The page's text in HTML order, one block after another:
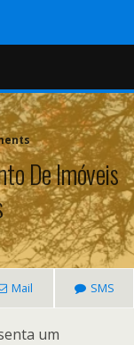
De Imóveis
Mail SMS
um